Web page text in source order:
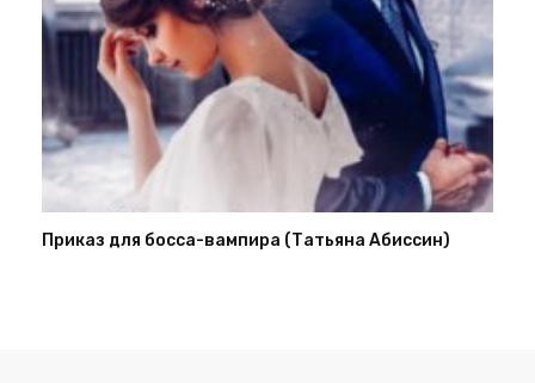
Приказ для босса-вампира (Татьяна Абиссин)